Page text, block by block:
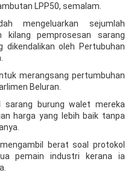
LPP50, semalam.
mengeluarkan sejumlah
kilang pemprosesan sarang
oleh Pertubuhan
merangsang pertumbuhan
Beluran.
sarang burung walet mereka
harga yang lebih baik tanpa
berat soal protokol
pemain industri kerana ia